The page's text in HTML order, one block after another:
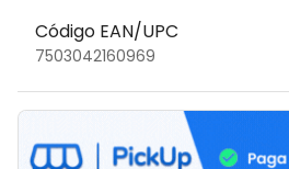
Código EAN/UPC
7503042160969